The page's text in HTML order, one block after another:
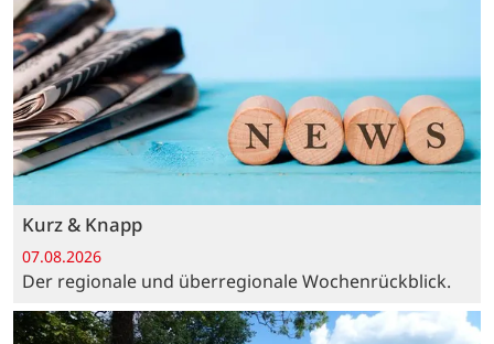
Kurz & Knapp
07.08.2026
Der regionale und überregionale Wochenrückblick.